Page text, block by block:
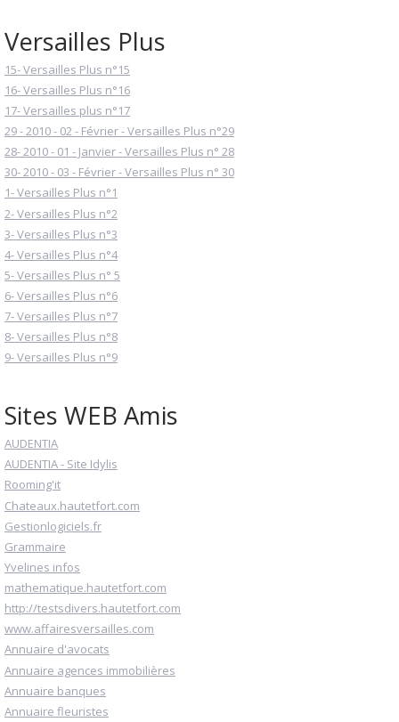
Versailles Plus
15- Versailles Plus n°15
16- Versailles Plus n°16
17- Versailles plus n°17
29 - 2010 - 02 - Février - Versailles Plus n°29
28- 2010 - 01 - Janvier - Versailles Plus n° 28
30- 2010 - 03 - Février - Versailles Plus n° 30
1- Versailles Plus n°1
2- Versailles Plus n°2
3- Versailles Plus n°3
4- Versailles Plus n°4
5- Versailles Plus n° 5
6- Versailles Plus n°6
7- Versailles Plus n°7
8- Versailles Plus n°8
9- Versailles Plus n°9
Sites WEB Amis
AUDENTIA
AUDENTIA - Site Idylis
Rooming'it
Chateaux.hautetfort.com
Gestionlogiciels.fr
Grammaire
Yvelines infos
mathematique.hautetfort.com
http://testsdivers.hautetfort.com
www.affairesversailles.com
Annuaire d'avocats
Annuaire agences immobilières
Annuaire banques
Annuaire fleuristes